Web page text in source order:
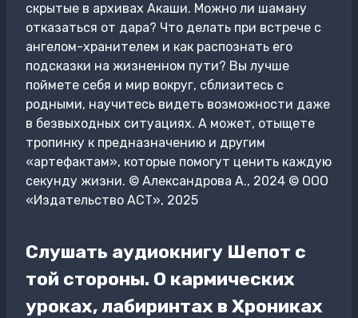
скрытые в архивах Акаши. Можно ли шаману
отказаться от дара? Что делать при встрече с
ангелом-хранителем и как распознать его
подсказки на жизненном пути? Вы лучше
поймете себя и мир вокруг, сблизитесь с
родными, научитесь видеть возможности даже
в безвыходных ситуациях. А может, отыщете
тропинку к предназначению и другим
«артефактам», которые помогут ценить каждую
секунду жизни. © Александрова А., 2024 © ООО
«Издательство АСТ», 2025
Слушать аудиокнигу Шепот с
той стороны. О кармических
уроках, лабиринтах в Хрониках